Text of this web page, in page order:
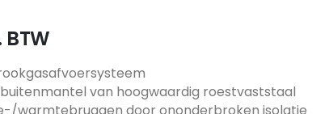
BTW
van hoogwaardig roestvaststaal
warmtebruggen door ononderbroken isolatie